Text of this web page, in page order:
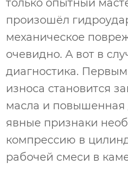
только опытный
произошёл
механическое
очевидно. А вот в
диагностика.
износа становится
масла и повышенная
явные признаки
компрессию в
рабочей смеси в